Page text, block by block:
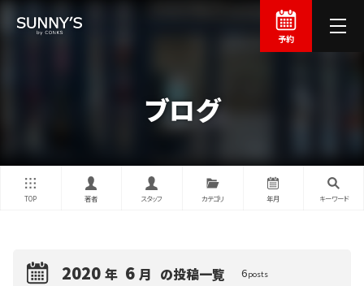
予約
ブログ
TOP 著者 スタッフ カテゴリ 年月 キーワード
2020 年 6 月 の投稿一覧 6posts